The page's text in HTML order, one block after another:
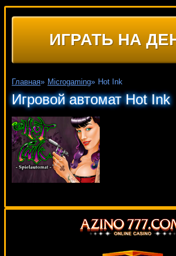
ИГРАТЬ НА
Главная» Microgaming» Hot Ink
Игровой автомат Hot Ink